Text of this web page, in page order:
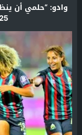
وادو: “حلمي أن
2025